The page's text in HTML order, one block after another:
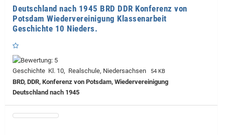
Deutschland nach 1945 BRD DDR Konferenz von
Potsdam Wiedervereinigung Klassenarbeit
Geschichte 10 Nieders.
Geschichte Kl. 10, Realschule, Niedersachsen 54 KB
BRD, DDR, Konferenz von Potsdam, Wiedervereinigung
Deutschland nach 1945